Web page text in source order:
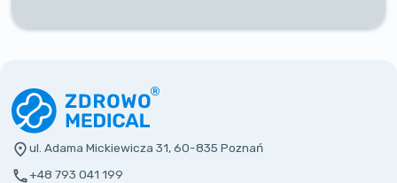
ul. Adama Mickiewicza 31, 60-835 Poznań
+48 793 041 199